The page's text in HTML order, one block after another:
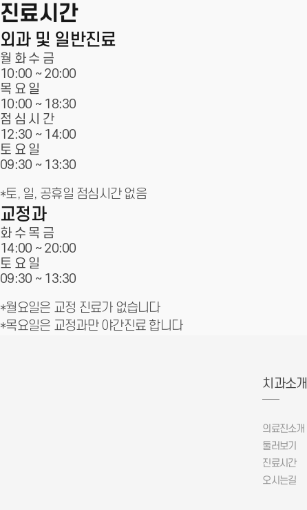
진료시간
외과 및 일반진료
월 화 수 금
10:00 ~20:00
목 요 일
10:00 ~ 18:30
점 심 시 간
12:30 ~ 14:00
토 요 일
09:30 ~ 13:30
*토, 일, 공휴일 점심시간 없음
교정과
화 수 목 금
14:00 ~20:00
토 요 일
09:30 ~ 13:30
*월요일은 교정 진료가 없습니다
*목요일은 교정과만 야간진료 합니다
치과소개
의료진소개
둘러보기
진료시간
오시는길